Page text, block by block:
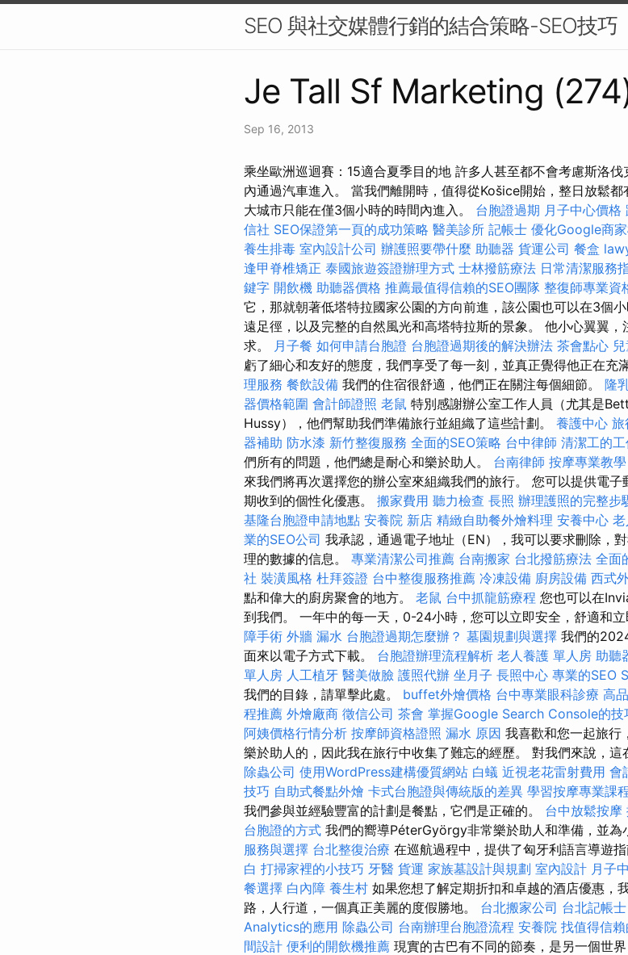
SEO 與社交媒體行銷的結合策略-SEO技巧
Je Tall Sf Marketing
Sep 16, 2013
乘坐歐洲巡迴賽：15適合夏季目的地 許多人甚至都不會考慮斯洛
內通過汽車進入。 當我們離開時，值得從Košice開始，整日放鬆
大城市只能在僅3個小時的時間內進入。 台胞證過期 月子中心價格
信社 SEO保證第一頁的成功策略 醫美診所 記帳士 優化Google商
養生排毒 室內設計公司 辦護照要帶什麼 助聽器 貨運公司 餐盒
逢甲脊椎矯正 泰國旅遊簽證辦理方式 士林撥筋療法 日常清潔服務
鍵字 開飲機 助聽器價格 推薦最值得信賴的SEO團隊 整復師專業資
它，那就朝著低塔特拉國家公園的方向前進，該公園也可以在3個
遠足徑，以及完整的自然風光和高塔特拉斯的景象。 他小心翼翼
求。
月子餐 如何申請台胞證 台胞證過期後的解決辦法 茶會點心
虧了細心和友好的態度，我們享受了每一刻，並真正覺得他正在充
理服務 餐飲設備 我們的住宿很舒適，他們正在關注每個細節。 隆
器價格範圍 會計師證照 老鼠 特別感謝辦公室工作人員（尤其是
Hussy），他們幫助我們準備旅行並組織了這些計劃。 養護中心 旅
器補助 防水漆 新竹整復服務 全面的SEO策略 台中律師 清潔工的
們所有的問題，他們總是耐心和樂於助人。 台南律師 按摩專業教學
來我們將再次選擇您的辦公室來組織我們的旅行。 您可以提供電
期收到的個性化優惠。 搬家費用 聽力檢查 長照 辦理護照的完整步
基隆台胞證申請地點 安養院 新店 精緻自助餐外燴料理 安養中心
業的SEO公司 我承認，通過電子地址（EN），我可以要求刪除，
理的數據的信息。 專業清潔公司推薦 台南搬家 台北撥筋療法 全面
社 裝潢風格 杜拜簽證 台中整復服務推薦 冷凍設備 廚房設備 西式
點和偉大的廚房聚會的地方。 老鼠 台中抓龍筋療程 您也可以在
到我們。 一年中的每一天，0-24小時，您可以立即安全，舒適和立
障手術 外牆 漏水 台胞證過期怎麼辦？ 墓園規劃與選擇 我們的
面來以電子方式下載。 台胞證辦理流程解析 老人養護 單人房 助聽
單人房 人工植牙 醫美做臉 護照代辦 坐月子 長照中心 專業的SEO
我們的目錄，請單擊此處。 buffet外燴價格 台中專業眼科診療 高
程推薦 外燴廠商 徵信公司 茶會 掌握Google Search Console的技
阿姨價格行情分析 按摩師資格證照 漏水 原因 我喜歡和您一起旅行
樂於助人的，因此我在旅行中收集了難忘的經歷。 對我們來說，這
除蟲公司 使用WordPress建構優質網站 白蟻 近視老花雷射費用 會
技巧 自助式餐點外燴 卡式台胞證與傳統版的差異 學習按摩專業課
我們參與並經驗豐富的計劃是餐點，它們是正確的。 台中放鬆按摩
台胞證的方式 我們的嚮導PéterGyörgy非常樂於助人和準備，並為
服務與選擇 台北整復治療 在巡航過程中，提供了匈牙利語言導遊
白 打掃家裡的小技巧 牙醫 貨運 家族墓設計與規劃 室內設計 月子
餐選擇 白內障 養生村 如果您想了解定期折扣和卓越的酒店優惠，
路，人行道，一個真正美麗的度假勝地。 台北搬家公司 台北記帳士
Analytics的應用 除蟲公司 台南辦理台胞證流程 安養院 找值得信
間設計 便利的開飲機推薦 現實的古巴有不同的節奏，是另一個世